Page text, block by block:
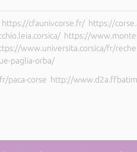
cfaunivcorse.fr/ https://
https://
www.universita.corsica/fr/
paglia-orba/
paca-corse http://